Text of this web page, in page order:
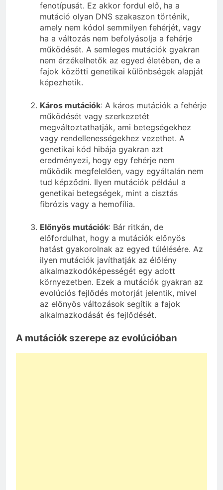
fenotípusát. Ez akkor fordul elő, ha a
mutáció olyan DNS szakaszon történik,
amely nem kódol semmilyen fehérjét, vagy
ha a változás nem befolyásolja a fehérje
működését. A semleges mutációk gyakran
nem érzékelhetők az egyed életében, de a
fajok közötti genetikai különbségek alapját
képezhetik.
Káros mutációk: A káros mutációk a fehérje
működését vagy szerkezetét
megváltoztathatják, ami betegségekhez
vagy rendellenességekhez vezethet. A
genetikai kód hibája gyakran azt
eredményezi, hogy egy fehérje nem
működik megfelelően, vagy egyáltalán nem
tud képződni. Ilyen mutációk például a
genetikai betegségek, mint a cisztás
fibrózis vagy a hemofília.
Előnyös mutációk: Bár ritkán, de
előfordulhat, hogy a mutációk előnyös
hatást gyakorolnak az egyed túlélésére. Az
ilyen mutációk javíthatják az élőlény
alkalmazkodóképességét egy adott
környezetben. Ezek a mutációk gyakran az
evolúciós fejlődés motorját jelentik, mivel
az előnyös változások segítik a fajok
alkalmazkodását és fejlődését.
A mutációk szerepe az evolúcióban